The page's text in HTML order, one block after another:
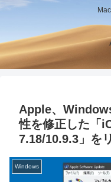
Apple、
性を修正した「
7.18/10.9.3」を
Windows